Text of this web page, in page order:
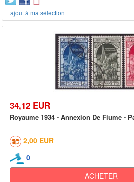
+ ajout à ma sélection
34,12 EUR
Royaume 1934 - Annexion De Fiume -
2,00 EUR
0
ACHETER